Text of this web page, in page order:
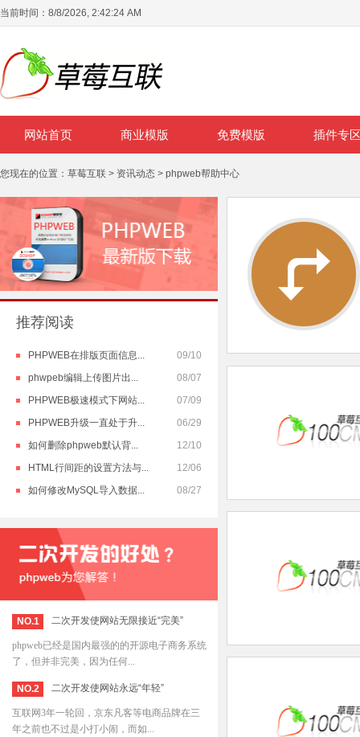
网站首页 商业模版 免费模版 插件专
当前时间： 8/8/2026, 2:42:24 AM
推荐阅读
09/10
PHPWEB在排版页面信息...
08/07
phwpeb编辑上传图片出...
07/09
PHPWEB极速模式下网站...
06/29
PHPWEB升级一直处于升...
12/10
如何删除phpweb默认背...
12/06
HTML行间距的设置方法与...
08/27
如何修改MySQL导入数据...
您现在的位置： 草莓互联 > 资讯动态 > phpweb帮助中心
NO.1 二次开发使网站无限接近“完美”
phpweb已经是国内最强的的开源电子商务系统
了，但并非完美，因为任何...
NO.2 二次开发使网站永远“年轻”
互联网3年一轮回，京东凡客等电商品牌在三
年之前也不过是小打小闹，而如...